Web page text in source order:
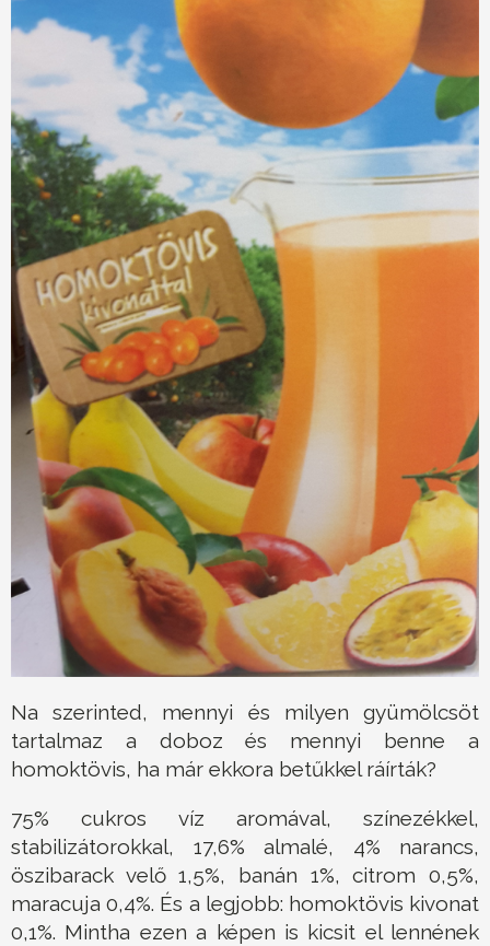
Na szerinted, mennyi és milyen gyümölcsöt
tartalmaz a doboz és mennyi benne a
homoktövis, ha már ekkora betűkkel ráírták?
75% cukros víz aromával, színezékkel,
stabilizátorokkal, 17,6% almalé, 4% narancs,
öszibarack velő 1,5%, banán 1%, citrom 0,5%,
maracuja 0,4%. És a legjobb: homoktövis kivonat
0,1%. Mintha ezen a képen is kicsit el lennének